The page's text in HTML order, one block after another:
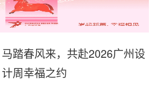
马踏春风来，共赴2026广州设
计周幸福之约